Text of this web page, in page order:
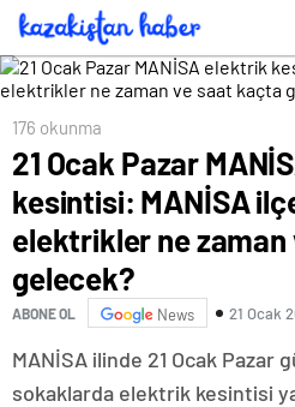
saat kaçta gelecek?
176 okunma
21 Ocak Pazar
kesintisi: MANİSA
elektrikler ne
gelecek?
ABONE OL News 21 Ocak
MANİSA ilinde 21 Ocak Pazar
sokaklarda elektrik kesintisi
zaman ve saat kaçta gelecek?
kaçta gelecek?